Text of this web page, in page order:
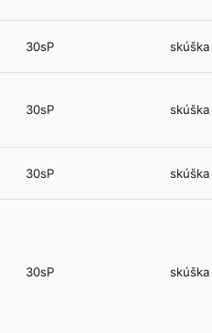
30sP skúška
30sP skúška
30sP skúška
30sP skúška